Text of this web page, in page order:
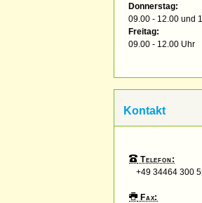
Donnerstag:
09.00 - 12.00 und
Freitag:
09.00 - 12.00 Uhr
Kontakt
Telefon:
+49 34464 300
Fax: